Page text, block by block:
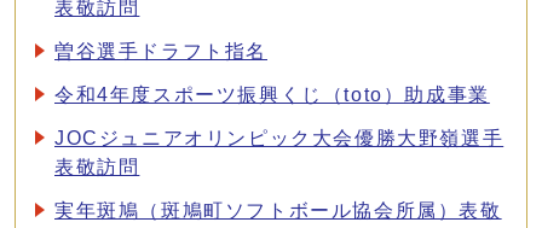
表敬訪問
曽谷選手ドラフト指名
令和4年度スポーツ振興くじ（toto）助成事業
JOCジュニアオリンピック大会優勝大野嶺選手
表敬訪問
実年斑鳩（斑鳩町ソフトボール協会所属）表敬